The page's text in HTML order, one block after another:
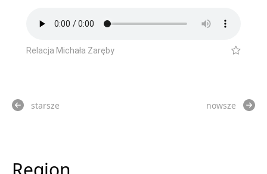
Relacja Michała Zaręby
starsze nowsze